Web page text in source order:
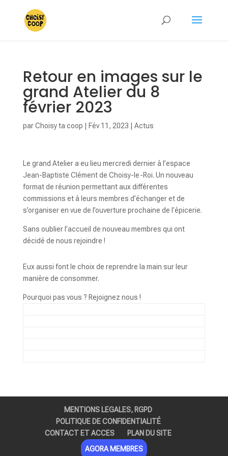
Retour en images sur le
grand Atelier du 8
février 2023
parChoisy ta coop Fév 11, 2023 Actus
Le grand Atelier a eu lieu mercredi dernier à l’espace
Jean-Baptiste Clément de Choisy-le-Roi. Un nouveau
format de réunion permettant aux différentes
commissions et à leurs membres d’échanger et de
s’organiser en vue de l’ouverture prochaine de l’épicerie.
Sans oublier l’accueil de nouveau membres qui ont
décidé de nous rejoindre !
Eux aussi font le choix de reprendre la main sur leur
manière de consommer.
Pourquoi pas vous ? Rejoignez nous !
MENTIONS LEGALES, RGPD
POLITIQUE DE CONFIDENTIALITÉ
CONTACT ET ACCES
PLAN DU SITE
AGORA MEMBRES